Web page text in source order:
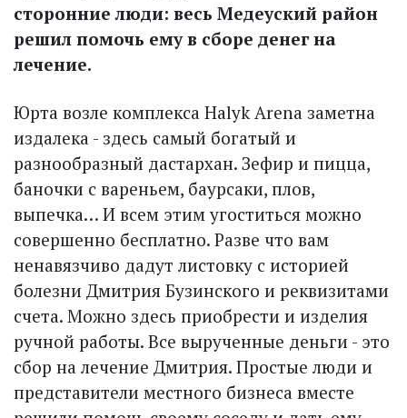
сторонние люди: весь Медеуский район
решил помочь ему в сборе денег на
лечение.
Юрта возле комплекса Halyk Arena заметна
издалека - здесь самый богатый и
разнообразный дастархан. Зефир и пицца,
баночки с вареньем, баурсаки, плов,
выпечка… И всем этим угоститься можно
совершенно бесплатно. Разве что вам
ненавязчиво дадут листовку с историей
болезни Дмитрия Бузинского и реквизитами
счета. Можно здесь приобрести и изделия
ручной работы. Все вырученные деньги - это
сбор на лечение Дмитрия. Простые люди и
представители местного бизнеса вместе